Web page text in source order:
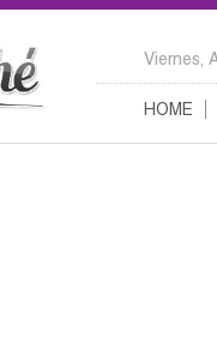
Viernes,
HOME